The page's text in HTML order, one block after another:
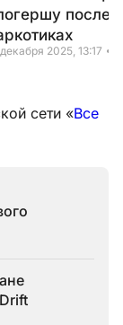
после
2025, 13:17
сети «Все